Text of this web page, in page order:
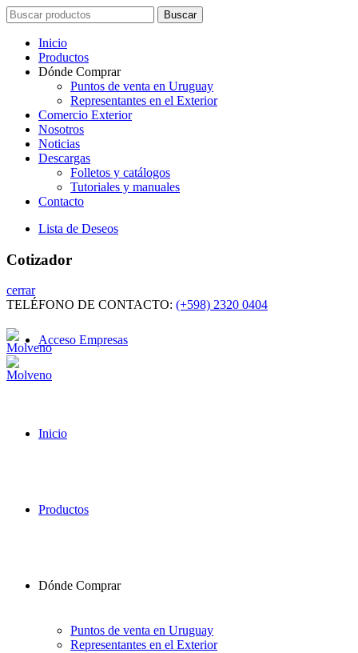
Search
for:
Buscar
Inicio
Productos
Dónde Comprar
Puntos de venta en Uruguay
Representantes en el Exterior
Comercio Exterior
Nosotros
Noticias
Descargas
Folletos y catálogos
Tutoriales y manuales
Contacto
Lista de Deseos
Cotizador
cerrar
TELÉFONO DE CONTACTO: (+598) 2320 0404
Acceso Empresas
Inicio
Productos
Dónde Comprar
Puntos de venta en Uruguay
Representantes en el Exterior